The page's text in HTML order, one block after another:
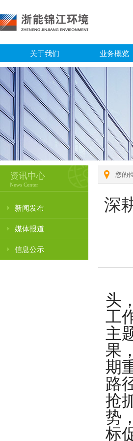
关于我们 业务概览
资讯中心
News Center
新闻发布
媒体报道
信息公示
您的
深
3
头
工
主
果
期
路
抢
势
标